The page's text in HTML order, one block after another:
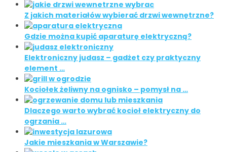
Z jakich materiałów wybierać drzwi wewnętrzne?
Gdzie można kupić aparaturę elektryczną?
Elektroniczny judasz – gadżet czy praktyczny
element …
Kociołek żeliwny na ognisko – pomysł na …
Dlaczego warto wybrać kocioł elektryczny do
ogrzania …
Jakie mieszkania w Warszawie?